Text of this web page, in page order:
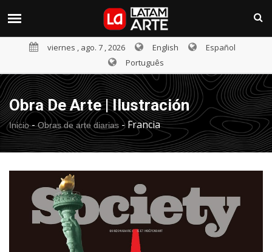
viernes , ago. 7 , 2026 English
Español
Português
Obra De Arte | Ilustración
Inicio- Obras de arte diarias - Francia